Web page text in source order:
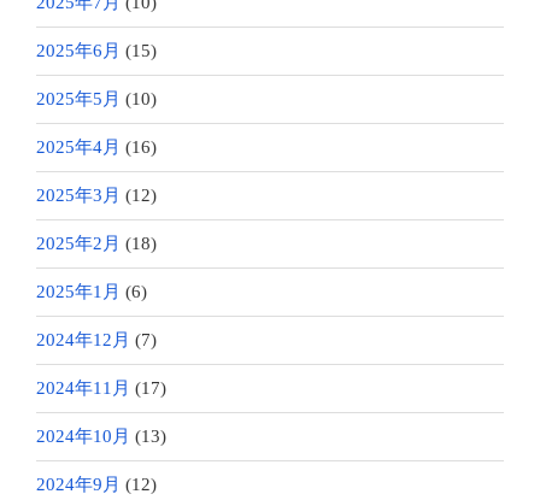
2025年6月 (15)
2025年5月 (10)
2025年4月 (16)
2025年3月 (12)
2025年2月 (18)
2025年1月 (6)
2024年12月 (7)
2024年11月 (17)
2024年10月 (13)
2024年9月 (12)